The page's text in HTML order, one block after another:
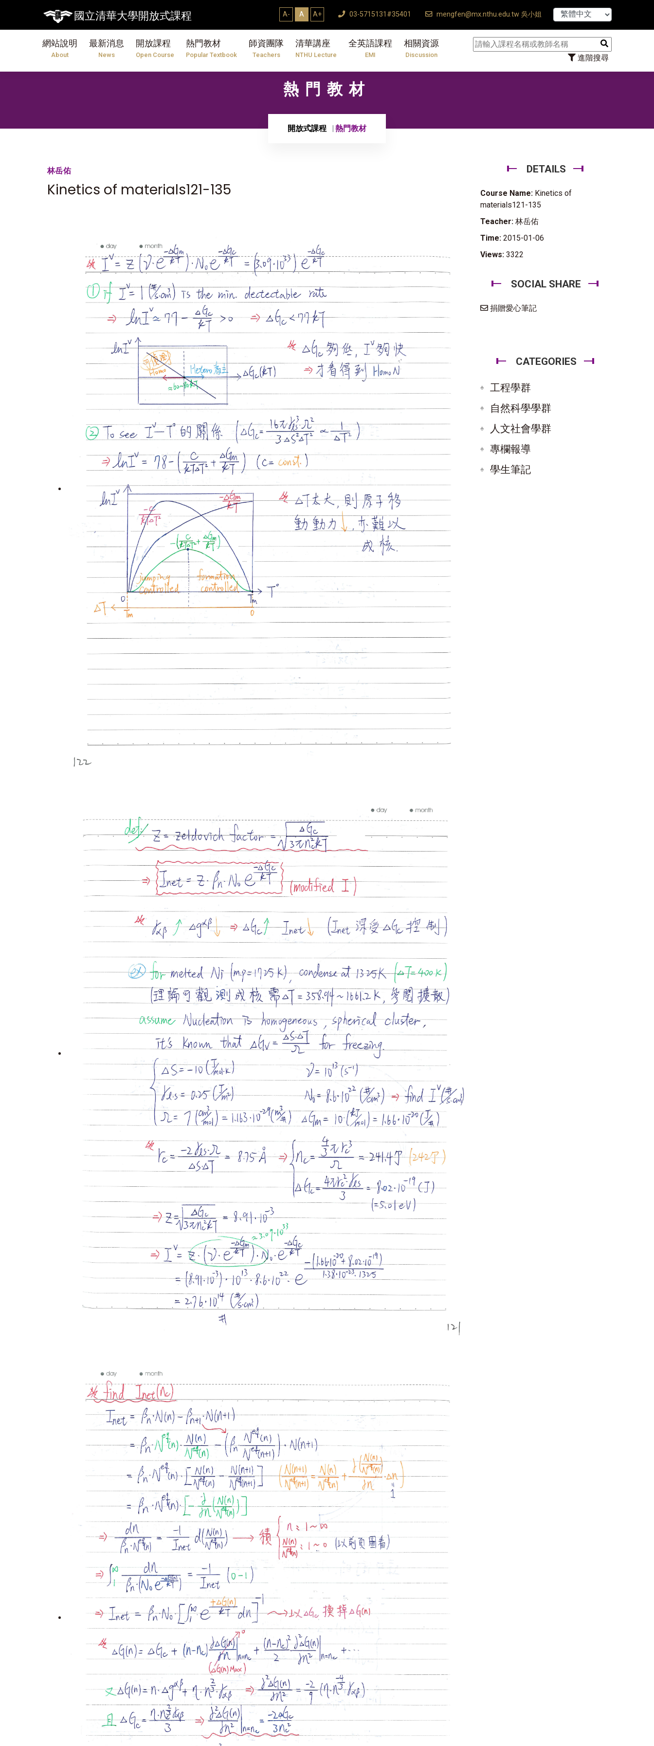
國立清華大學開放式課程 A- A A+ 03-5715131#35401 mengfen@mx.nthu.edu.tw 吳小姐
網站說明
About
最新消息
News
開放課程
Open Course
熱門教材
Popular Textbook
師資團隊
Teachers
清華講座
NTHU Lecture
全英語課程
EMI
相關資源
Discussion 進階搜尋
【7/31】114
熱門教材
開放式課程 熱門教材
林岳佑
Kinetics of materials121-135
DETAILS
Course Name: Kinetics of
materials121-135
Teacher: 林岳佑
Time: 2015-01-06
Views: 3322
SOCIAL SHARE
捐贈愛心筆記
CATEGORIES
工程學群
自然科學學群
人文社會學群
專欄報導
學生筆記